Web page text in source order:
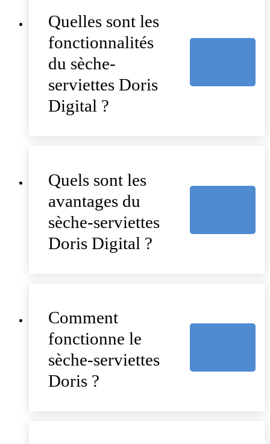
Quelles sont les
fonctionnalités
du sèche-
serviettes Doris
Digital ?
Quels sont les
avantages du
sèche-serviettes
Doris Digital ?
Comment
fonctionne le
sèche-serviettes
Doris ?